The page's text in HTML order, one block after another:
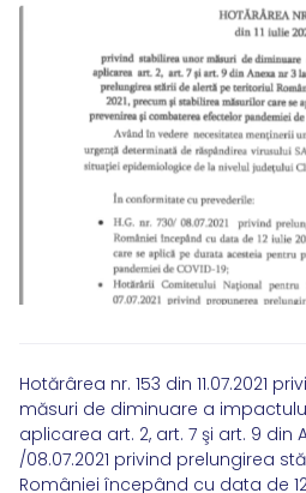
Hotărârea nr. 153 din 11.07.2021
măsuri de diminuare a
aplicarea art. 2, art. 7 şi art. 9 din
/08.07.2021 privind prelungirea
României începând cu data de